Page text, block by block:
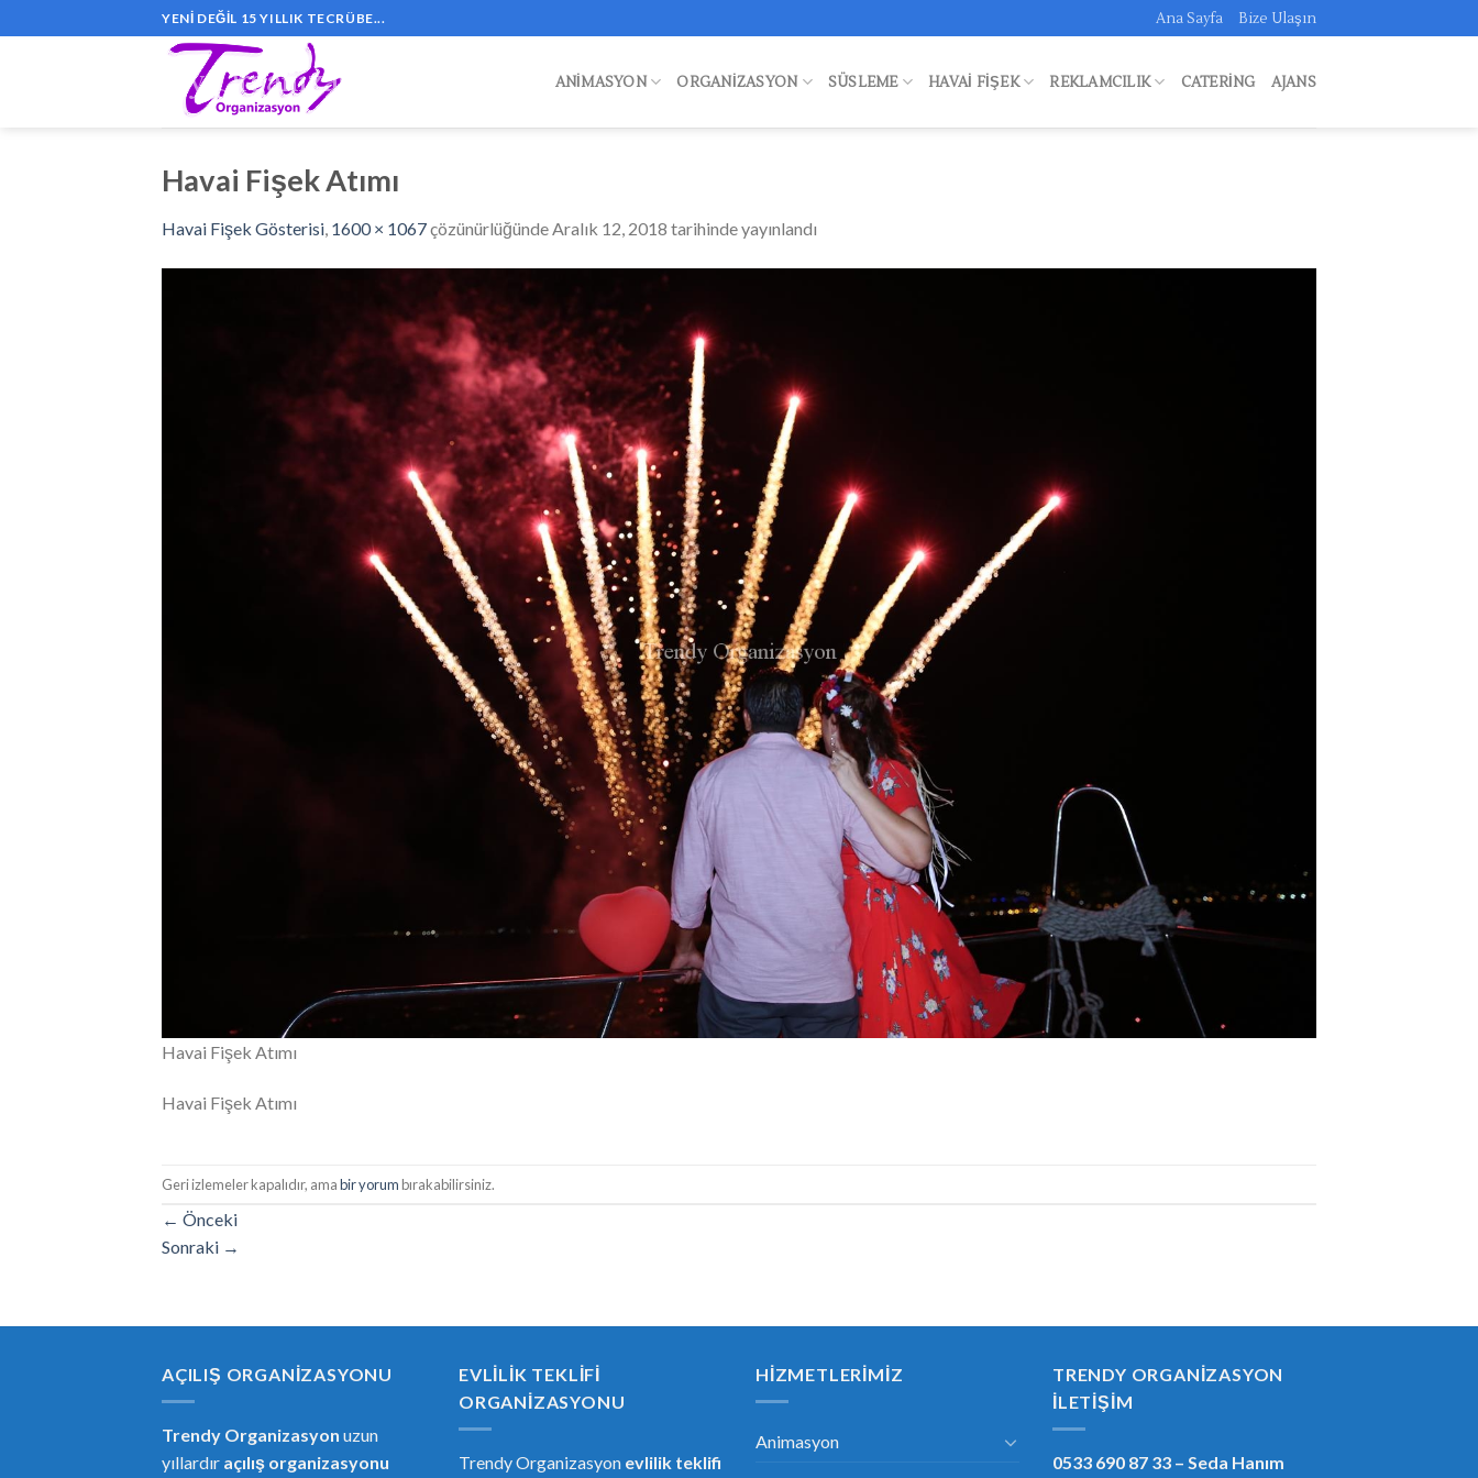
to
YENI DEĞIL 15 YILLIK TECRÜBE... Ana Sayfa Bize Ulaşın
ANIMASYON ORGANIZASYON SÜSLEME HAVAI FIŞEK REKLAMCILIK CATERING AJANS
Havai Fişek Atımı
Havai Fişek Gösterisi 1600 × 1067çözünürlüğünde Aralık 12, 2018 tarihinde yayınlandı
Havai Fişek Atımı
Havai Fişek Atımı
Geri izlemeler kapalıdır, amabir yorumbırakabilirsiniz.
← Önceki
Sonraki →
AÇILIŞ ORGANIZASYONU
Trendy Organizasyon uzun
yıllardır açılış organizasyonu
EVLILIK TEKLIFI
ORGANIZASYONU
Trendy Organizasyon evlilik teklifi
HIZMETLERIMIZ
Animasyon
TRENDY ORGANIZASYON
İLETIŞIM
0533 690 87 33 – Seda Hanım